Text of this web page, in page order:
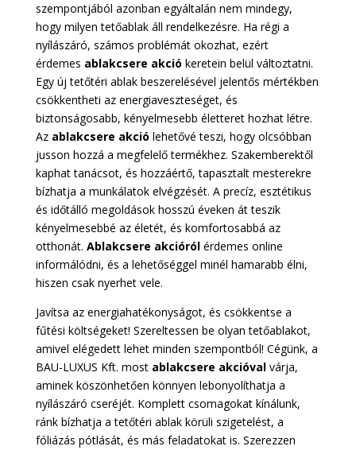
szempontjából azonban egyáltalán nem mindegy,
hogy milyen tetőablak áll rendelkezésre. Ha régi a
nyílászáró, számos problémát okozhat, ezért
érdemes ablakcsere akció keretein belül változtatni.
Egy új tetőtéri ablak beszerelésével jelentős mértékben
csökkentheti az energiaveszteséget, és
biztonságosabb, kényelmesebb életteret hozhat létre.
Az ablakcsere akció lehetővé teszi, hogy olcsóbban
jusson hozzá a megfelelő termékhez. Szakemberektől
kaphat tanácsot, és hozzáértő, tapasztalt mesterekre
bízhatja a munkálatok elvégzését. A precíz, esztétikus
és időtálló megoldások hosszú éveken át teszik
kényelmesebbé az életét, és komfortosabbá az
otthonát. Ablakcsere akcióról érdemes online
informálódni, és a lehetőséggel minél hamarabb élni,
hiszen csak nyerhet vele.
Javítsa az energiahatékonyságot, és csökkentse a
fűtési költségeket! Szereltessen be olyan tetőablakot,
amivel elégedett lehet minden szempontból! Cégünk, a
BAU-LUXUS Kft. most ablakcsere akcióvalvárja,
aminek köszönhetően könnyen lebonyolíthatja a
nyílászáró cseréjét. Komplett csomagokat kínálunk,
ránk bízhatja a tetőtéri ablak körüli szigetelést, a
fóliázás pótlását, és más feladatokat is. Szerezzen